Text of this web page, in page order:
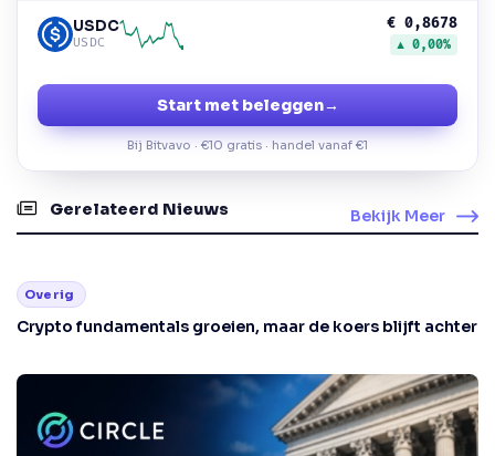
USDC
USDC
€ 0,8678
▲ 0,00%
Start met beleggen→
Bij Bitvavo · €10 gratis · handel vanaf €1
Gerelateerd Nieuws Bekijk Meer
Overig
Crypto fundamentals groeien, maar de koers blijft achter